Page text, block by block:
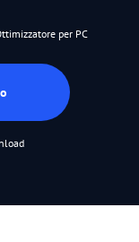
per PC